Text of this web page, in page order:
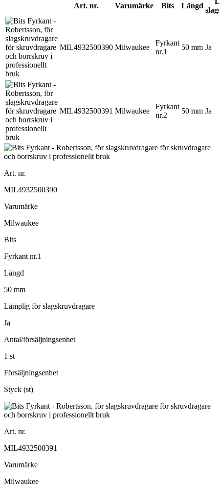
Art. nr.
Varumärke Bits Längd
MIL4932500390 Milwaukee
Fyrkant
nr.1
50 mm Ja
MIL4932500391 Milwaukee
Fyrkant
nr.2
50 mm Ja
Art. nr.
MIL4932500390
Varumärke
Milwaukee
Bits
Fyrkant nr.1
Längd
50 mm
Lämplig för slagskruvdragare
Ja
Antal/försäljningsenhet
1 st
Försäljningsenhet
Styck (st)
Art. nr.
MIL4932500391
Varumärke
Milwaukee